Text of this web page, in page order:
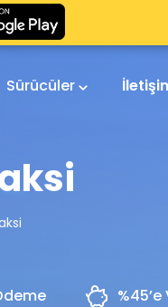
Sürücüler